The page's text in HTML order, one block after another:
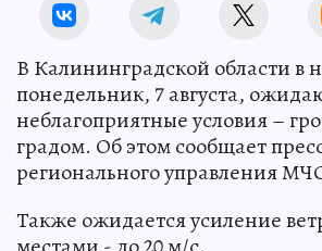
В Калининградской области в
понедельник, 7 августа,
неблагоприятные условия –
градом. Об этом сообщает
регионального управления
Также ожидается усиление